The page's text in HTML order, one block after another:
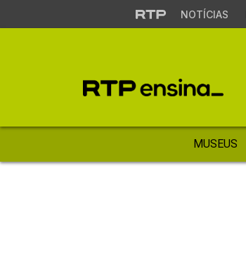
NOTÍCIAS
MUSEUS